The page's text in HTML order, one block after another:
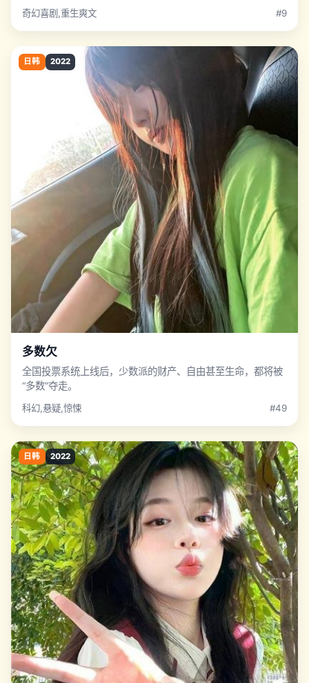
奇幻喜剧,重生爽文 #9
日韩 2022
多数欠
全国投票系统上线后，少数派的财产、自由甚至生命，都将被
“多数”夺走。
科幻,悬疑,惊悚 #49
日韩 2022